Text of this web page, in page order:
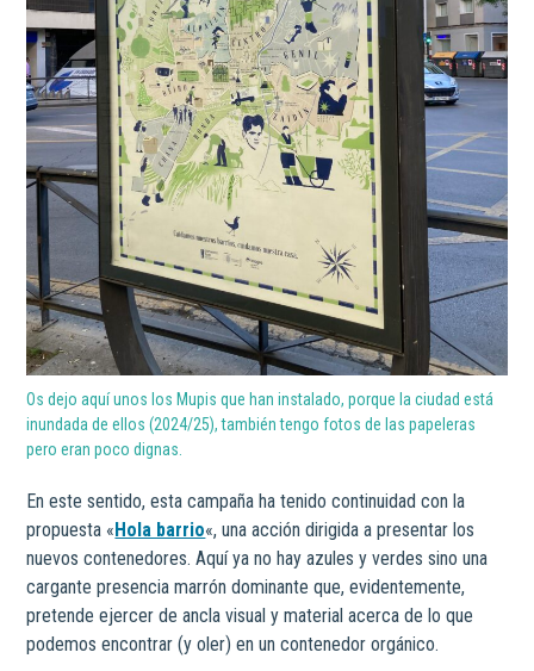
Os dejo aquí unos los Mupis que han instalado, porque la ciudad está
inundada de ellos (2024/25), también tengo fotos de las papeleras
pero eran poco dignas.
En este sentido, esta campaña ha tenido continuidad con la
propuesta « Hola barrio«, una acción dirigida a presentar los
nuevos contenedores. Aquí ya no hay azules y verdes sino una
cargante presencia marrón dominante que, evidentemente,
pretende ejercer de ancla visual y material acerca de lo que
podemos encontrar (y oler) en un contenedor orgánico.